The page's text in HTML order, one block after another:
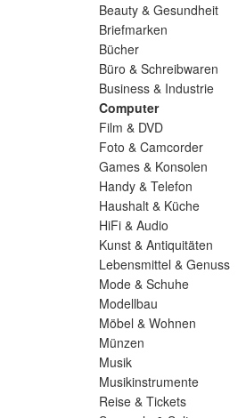
Beauty & Gesundheit
Briefmarken
Bücher
Büro & Schreibwaren
Business & Industrie
Computer
Film & DVD
Foto & Camcorder
Games & Konsolen
Handy & Telefon
Haushalt & Küche
HiFi & Audio
Kunst & Antiquitäten
Lebensmittel & Genuss
Mode & Schuhe
Modellbau
Möbel & Wohnen
Münzen
Musik
Musikinstrumente
Reise & Tickets